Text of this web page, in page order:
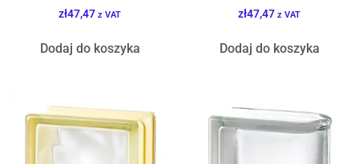
zł47,47 z VAT
Dodaj do koszyka
zł47,47 z VAT
Dodaj do koszyka